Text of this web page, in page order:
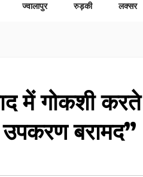
ज्वालापुर रुड़की लक्सर
में गोकशी
बरामद”